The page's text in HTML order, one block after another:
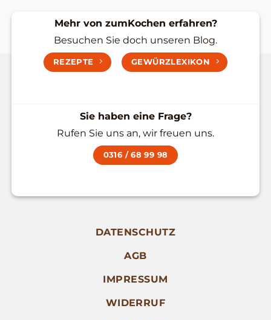
Mehr von zumKochen erfahren?
Besuchen Sie doch unseren Blog.
REZEPTE GEWÜRZLEXIKON
Sie haben eine Frage?
Rufen Sie uns an, wir freuen uns.
0316 / 68 99 98
DATENSCHUTZ
AGB
IMPRESSUM
WIDERRUF